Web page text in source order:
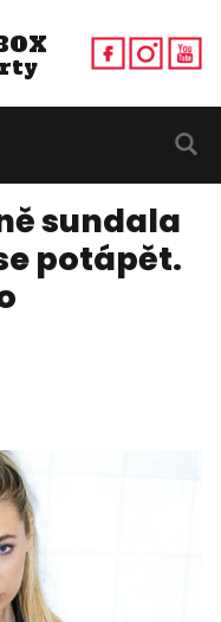
sundala
potápět.